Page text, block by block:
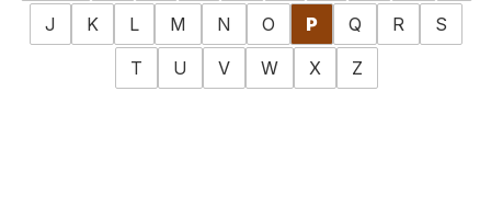
J
K L M N O P Q R
S
T
U V W X Z